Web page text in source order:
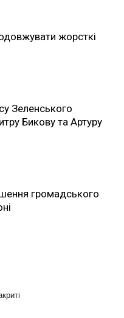
жорсткі
Зеленського
Бикову та Артуру
громадського